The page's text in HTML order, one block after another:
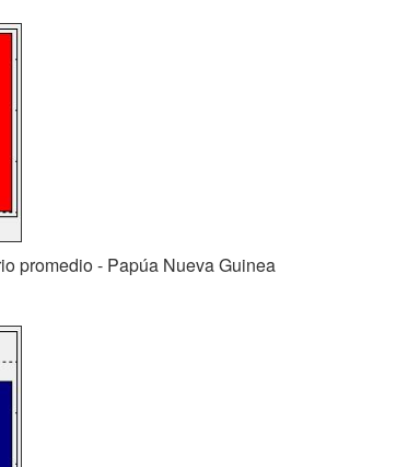
promedio - Papúa Nueva Guinea